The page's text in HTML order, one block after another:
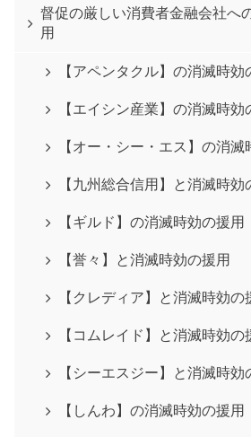
督促の厳しい消費者金融会社へ
用
【アペンタクル】の消滅時効
【エイシン産業】の消滅時効
【オー・シー・エス】の消滅
【九州総合信用】と消滅時効
【ギルド】の消滅時効の援用
【誉々】と消滅時効の援用
【クレディア】と消滅時効の
【コムレイド】と消滅時効の
【シーエスジー】と消滅時効
【しんわ】の消滅時効の援用